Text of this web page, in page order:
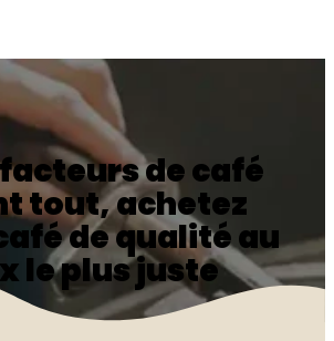
de café
tout, achetez
de qualité au
le plus juste